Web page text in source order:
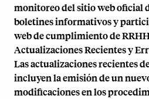
monitoreo del sitio web oficial
boletines informativos y
web de cumplimiento de
Actualizaciones Recientes y
Las actualizaciones recientes
incluyen la emisión de un
modificaciones en los